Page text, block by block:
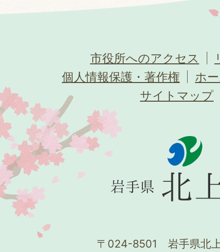
市役所へのアクセス
個人情報保護・著作権
ホ
サイトマップ
〒024-8501 岩手県北